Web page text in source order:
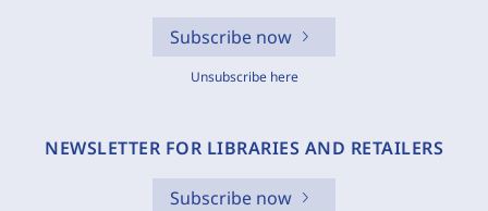
Subscribe now
Unsubscribe here
NEWSLETTER FOR LIBRARIES AND RETAILERS
Subscribe now